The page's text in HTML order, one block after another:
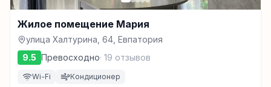
Жилое помещение Мария
улица Халтурина, 64, Евпатория
9.5 Превосходно· 19 отзывов
Wi-Fi Кондиционер